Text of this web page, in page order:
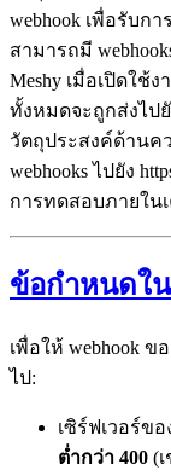
webhook เพื่อรับก
สามารถมี
Meshy เมื่อเปิดใช้
ทั้งหมดจะถูกส่งไป
วัตถุประสงค์ด้าน
webhooks ไปยัง
การทดสอบภายใน
ข้อกำหนดใน
เพื่อให้ webhook
ไป:
เซิร์ฟเวอร์ข
ต่ำกว่า 400 (